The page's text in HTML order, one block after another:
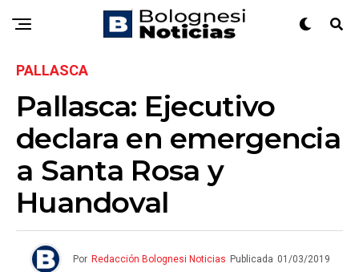
PALLASCA
Pallasca: Ejecutivo
declara en emergencia
a Santa Rosa y
Huandoval
Por Redacción Bolognesi Noticias Publicada 01/03/2019